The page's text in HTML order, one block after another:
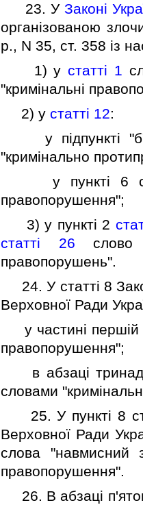
23. У Законi
органiзованою
р., N 35, ст. 358 iз
1) устаттi 1
"кримiнальнi
2) у статтi 12:
у пiдпунктi "б"
"кримiнально
у пунктi 6
правопорушення";
3) у пунктi 2
статтi 26 слово
правопорушень".
24. У статтi 8
Верховної Ради
у частинi першiй
правопорушення";
в абзацi
словами
25. У пунктi 8
Верховної Ради
слова "навмисний
правопорушення".
26. В абзацi